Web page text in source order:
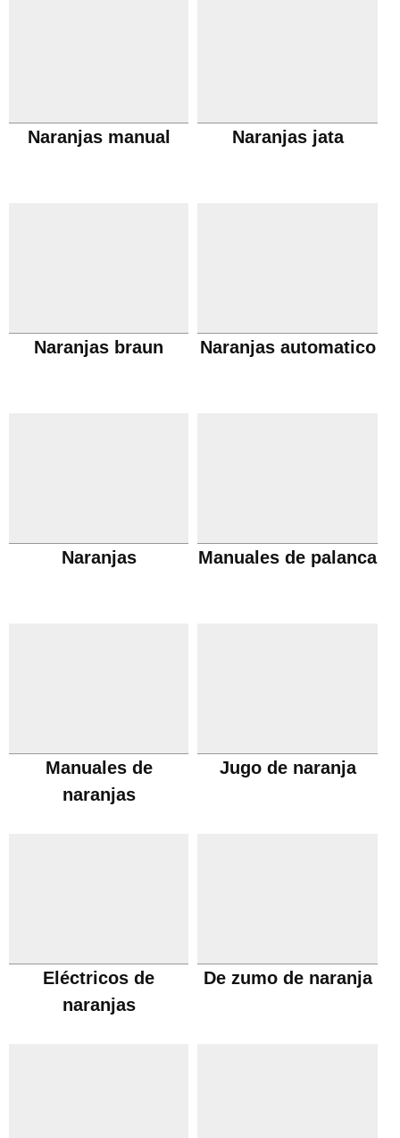
Naranjas manual Naranjas jata
Naranjas braun Naranjas automatico
Naranjas Manuales de palanca
Manuales de
naranjas
Jugo de naranja
Eléctricos de
naranjas
De zumo de naranja